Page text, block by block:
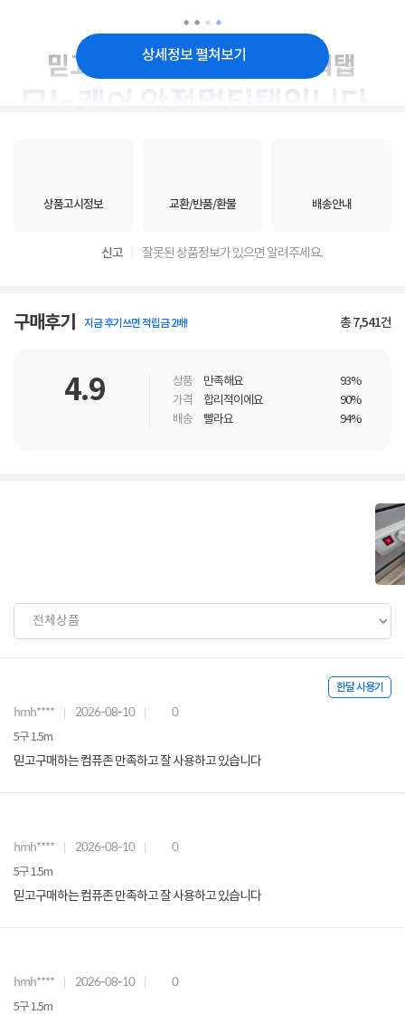
상세정보 펼쳐보기
상품고시정보 교환/반품/환불 배송안내
신고 잘못된 상품정보가 있으면 알려주세요.
구매후기 지금 후기쓰면 적립금 2배! 총7,541건
4.9 상품 만족해요
93%
가격
합리적이에요
90%
배송
빨라요 94%
한달 사용기
hmh**** 2026-08-10 0
5구 1.5m
믿고구매하는 컴퓨존 만족하고 잘 사용하고 있습니다
hmh**** 2026-08-10 0
5구 1.5m
믿고구매하는 컴퓨존 만족하고 잘 사용하고 있습니다
hmh**** 2026-08-10 0
5구 1.5m